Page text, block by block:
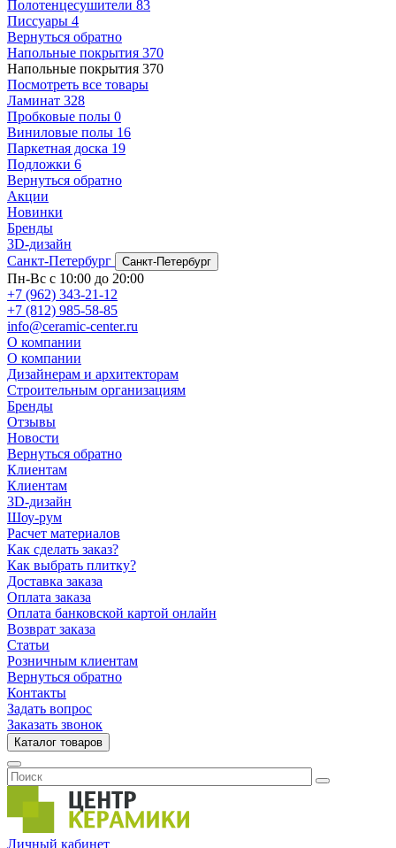
Полотенцесушители 83
Писсуары 4
Вернуться обратно
Напольные покрытия 370
Напольные покрытия 370
Посмотреть все товары
Ламинат 328
Пробковые полы 0
Виниловые полы 16
Паркетная доска 19
Подложки 6
Вернуться обратно
Акции
Новинки
Бренды
3D-дизайн
Санкт-Петербург
Санкт-Петербург
Пн-Вс с 10:00 до 20:00
+7 (962) 343-21-12
+7 (812) 985-58-85
info@ceramic-center.ru
О компании
О компании
Дизайнерам и архитекторам
Строительным организациям
Бренды
Отзывы
Новости
Вернуться обратно
Клиентам
Клиентам
3D-дизайн
Шоу-рум
Расчет материалов
Как сделать заказ?
Как выбрать плитку?
Доставка заказа
Оплата заказа
Оплата банковской картой онлайн
Возврат заказа
Статьи
Розничным клиентам
Вернуться обратно
Контакты
Задать вопрос
Заказать звонок
Каталог товаров
Личный кабинет